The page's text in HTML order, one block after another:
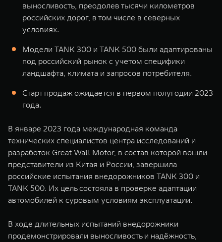
WEY 07
Расширяя границы комфорта
от 6 149 000 ₽
WEY 05
Эстетика
от 5 699
WEY 80
от 6 449 000 ₽
WEY 80
выносливость, преодолев тысячи километров
российских дорог, в том числе в северных
условиях.
Модели TANK 300 и TANK 500 были адаптированы
под российский рынок с учетом специфики
ландшафта, климата и запросов потребителя.
Старт продаж ожидается в первом полугодии 2023
года.
В январе 2023 года международная команда
технических специалистов центра исследований и
разработок Great Wall Motor, в состав которой вошли
представители из Китая и России, завершила
российские испытания внедорожников TANK 300 и
TANK 500. Их цель состояла в проверке адаптации
автомобилей к суровым условиям эксплуатации.
В ходе длительных испытаний внедорожники
продемонстрировали выносливость и надёжность,